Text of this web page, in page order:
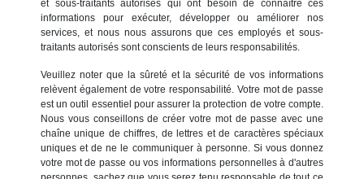
et sous-traitants autorisés qui ont besoin de connaître ces
informations pour exécuter, développer ou améliorer nos
services, et nous nous assurons que ces employés et sous-
traitants autorisés sont conscients de leurs responsabilités.
Veuillez noter que la sûreté et la sécurité de vos informations
relèvent également de votre responsabilité. Votre mot de passe
est un outil essentiel pour assurer la protection de votre compte.
Nous vous conseillons de créer votre mot de passe avec une
chaîne unique de chiffres, de lettres et de caractères spéciaux
uniques et de ne le communiquer à personne. Si vous donnez
votre mot de passe ou vos informations personnelles à d'autres